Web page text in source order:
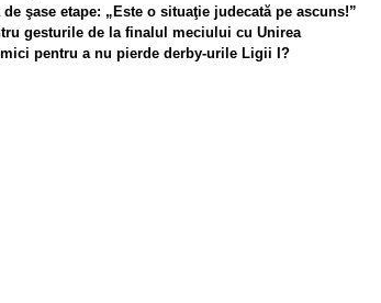
şase etape: „Este o situaţie judecată pe ascuns!”
gesturile de la finalul meciului cu Unirea
pentru a nu pierde derby-urile Ligii I?